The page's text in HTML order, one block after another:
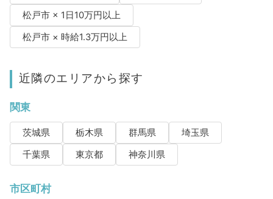
松戸市 × 1日10万円以上
松戸市 × 時給1.3万円以上
近隣のエリアから探す
関東
茨城県 栃木県 群馬県
埼玉県
千葉県
東京都 神奈川県
市区町村